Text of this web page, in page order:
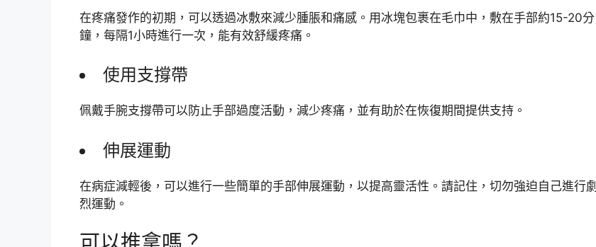
在疼痛發作的初期，可以透過冰敷來減少腫脹和痛感。用冰塊包裹在毛巾中，敷在手部約15-20分
鐘，每隔1小時進行一次，能有效舒緩疼痛。
使用支撐帶
佩戴手腕支撐帶可以防止手部過度活動，減少疼痛，並有助於在恢復期間提供支持。
伸展運動
在病症減輕後，可以進行一些簡單的手部伸展運動，以提高靈活性。請記住，切勿強迫自己進行劇
烈運動。